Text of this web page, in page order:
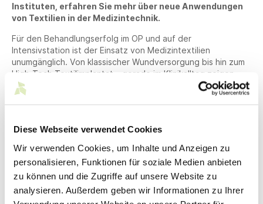
Diese Webseite verwendet Cookies
Wir verwenden Cookies, um Inhalte und Anzeigen zu
personalisieren, Funktionen für soziale Medien anbieten
zu können und die Zugriffe auf unsere Website zu
analysieren. Außerdem geben wir Informationen zu Ihrer
Instituten, erfahren Sie mehr über neue Anwendungen
von Textilien in der Medizintechnik.
Für den Behandlungserfolg im OP und auf der
Intensivstation ist der Einsatz von Medizintextilien
unumgänglich. Von klassischer Wundversorgung bis hin zum
High-Tech Textilimplantat – gerade im Klinikalltag zeigen
sich behandelnden Ärzten Vor- und Nachteile von
Materialien ebenso rasch wie neue Einsatzmöglichkeiten.
chirurgischer Disziplinen getagt. Gemeinsam wurden
eröffnet und innovative Produkte diskutiert. Betreten Sie
mit Hohenstein textiles Neuland und erörtern Sie in einer
Expertenrunde mit Unternehmensvertretern und
Spezialisten aus der Branche die Umsetzung von
Textilinnovationen, Produktverbesserungen und